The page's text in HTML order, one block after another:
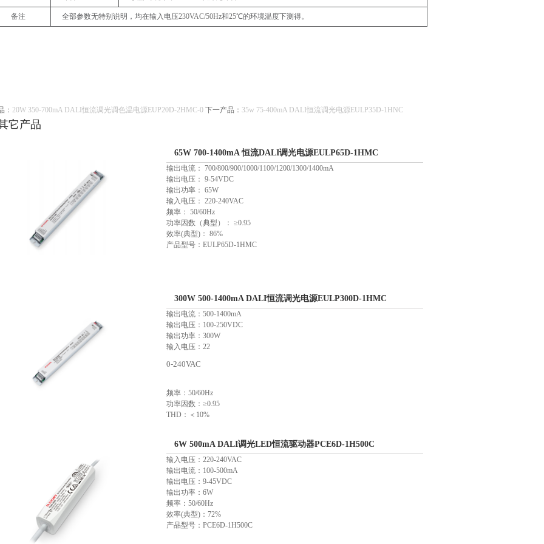
备注 全部参数无特别说明，均在输入电压230VAC/50Hz和25℃的环境温度下测得。
： 20W 350-700mA DALI恒流调光调色温电源EUP20D-2HMC-0 下一产品： 35w 75-400mA DALI恒流调光电源EULP35D-1HNC
它产品
65W 700-1400mA 恒流DALI调光电源EULP65D-1HMC
输出电流： 700/800/900/1000/1100/1200/1300/1400mA
输出电压： 9-54VDC
输出功率： 65W
输入电压： 220-240VAC
频率： 50/60Hz
功率因数（典型）： ≥0.95
效率(典型)： 86%
产品型号：EULP65D-1HMC
300W 500-1400mA DALI恒流调光电源EULP300D-1HMC
输出电流：500-1400mA
输出电压：100-250VDC
输出功率：300W
输入电压：22
0-240VAC
频率：50/60Hz
功率因数：≥0.95
THD：＜10%
6W 500mA DALI调光LED恒流驱动器PCE6D-1H500C
输入电压：220-240VAC
输出电流：100-500mA
输出电压：9-45VDC
输出功率：6W
频率：50/60Hz
效率(典型)：72%
产品型号：PCE6D-1H500C